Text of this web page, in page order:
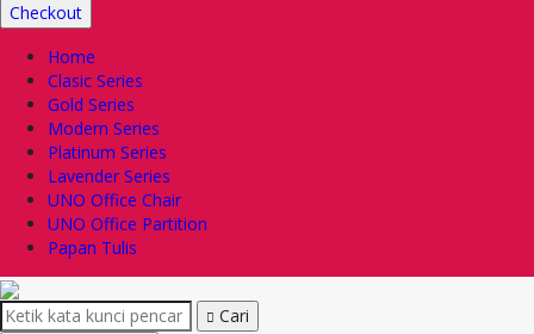
Checkout
Home
Clasic Series
Gold Series
Modern Series
Platinum Series
Lavender Series
UNO Office Chair
UNO Office Partition
Papan Tulis
Cari